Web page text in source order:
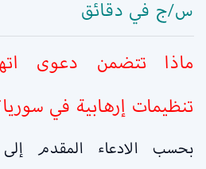
س/ج في دقائق
ماذا تتضمن دعوى
تنظيمات إرهابية في
بحسب الادعاء المقدم